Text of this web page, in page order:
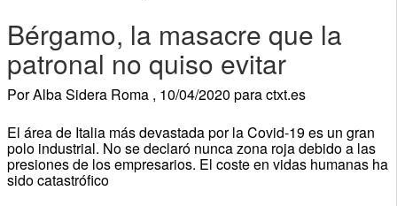
Bérgamo, la masacre que la
patronal no quiso evitar
Por Alba Sidera Roma , 10/04/2020 para ctxt.es
El área de Italia más devastada por la Covid-19 es un gran
polo industrial. No se declaró nunca zona roja debido a las
presiones de los empresarios. El coste en vidas humanas ha
sido catastrófico